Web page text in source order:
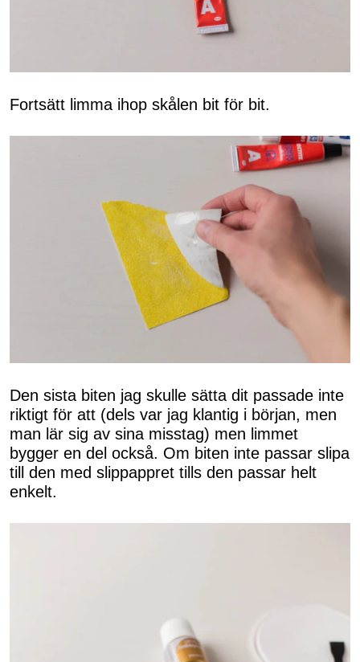
Fortsätt limma ihop skålen bit för bit.
Den sista biten jag skulle sätta dit passade inte
riktigt för att (dels var jag klantig i början, men
man lär sig av sina misstag) men limmet
bygger en del också. Om biten inte passar slipa
till den med slippappret tills den passar helt
enkelt.